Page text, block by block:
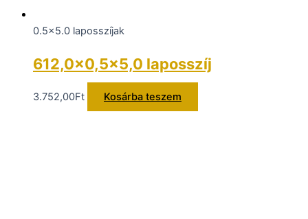
0.5x5.0 laposszíjak
612,0×0,5×5,0 laposszíj
3.752,00Ft Kosárba teszem